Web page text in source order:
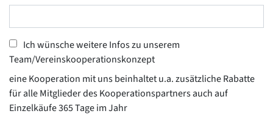
Ich wünsche weitere Infos zu unserem
Team/Vereinskooperationskonzept
eine Kooperation mit uns beinhaltet u.a. zusätzliche Rabatte
für alle Mitglieder des Kooperationspartners auch auf
Einzelkäufe 365 Tage im Jahr